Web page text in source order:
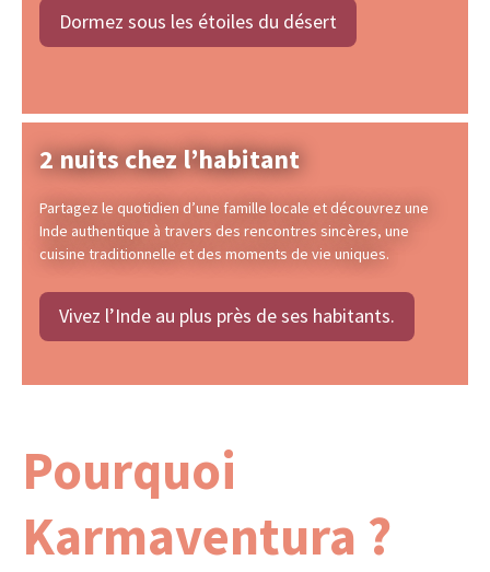
Dormez sous les étoiles du désert
2 nuits chez l’habitant
Partagez le quotidien d’une famille locale et découvrez une
Inde authentique à travers des rencontres sincères, une
cuisine traditionnelle et des moments de vie uniques.
Vivez l’Inde au plus près de ses habitants.
Pourquoi
Karmaventura ?